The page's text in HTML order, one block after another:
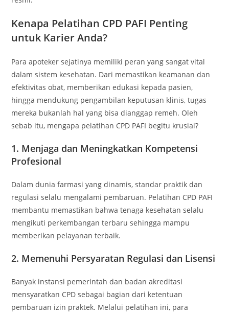
Kenapa Pelatihan CPD PAFI Penting
untuk Karier Anda?
Para apoteker sejatinya memiliki peran yang sangat vital
dalam sistem kesehatan. Dari memastikan keamanan dan
efektivitas obat, memberikan edukasi kepada pasien,
hingga mendukung pengambilan keputusan klinis, tugas
mereka bukanlah hal yang bisa dianggap remeh. Oleh
sebab itu, mengapa pelatihan CPD PAFI begitu krusial?
1. Menjaga dan Meningkatkan Kompetensi
Profesional
Dalam dunia farmasi yang dinamis, standar praktik dan
regulasi selalu mengalami pembaruan. Pelatihan CPD PAFI
membantu memastikan bahwa tenaga kesehatan selalu
mengikuti perkembangan terbaru sehingga mampu
memberikan pelayanan terbaik.
2. Memenuhi Persyaratan Regulasi dan Lisensi
Banyak instansi pemerintah dan badan akreditasi
mensyaratkan CPD sebagai bagian dari ketentuan
pembaruan izin praktek. Melalui pelatihan ini, para